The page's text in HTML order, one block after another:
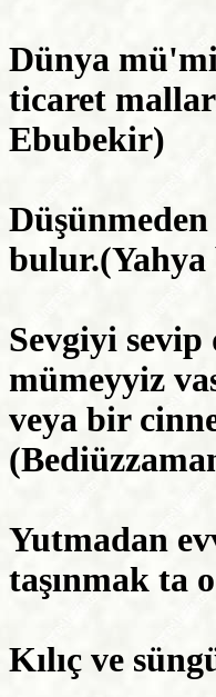
Dünya
ticaret
Ebubekir)
bulur.(Yahya
Sevgiyi
mümeyyiz
veya bir
Yutmadan
taşınmak ta
Kılıç ve